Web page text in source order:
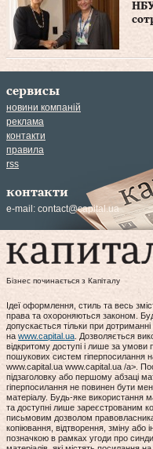
сервисы
новини компаній
реклама
контакти
правила
rss
контакти
e-mail: contact@capital.ua
Бізнес починається з Капіталу
Ідеї оформлення, стиль та весь
права та охороняються законом.
допускається тільки при
на www.capital.ua . Дозволяється
відкритому доступі і лише за умови
пошукових систем гіперпосилання
www.capital.ua www.capital.ua /a>.
підзаголовку або першому абзаці
гіперпосилання не повинен бути
матеріалу. Будь-яке використання
та доступні лише зареєстрованим
письмовим дозволом
копіювання, відтворення, зміну або
позначкою в рамках угоди про